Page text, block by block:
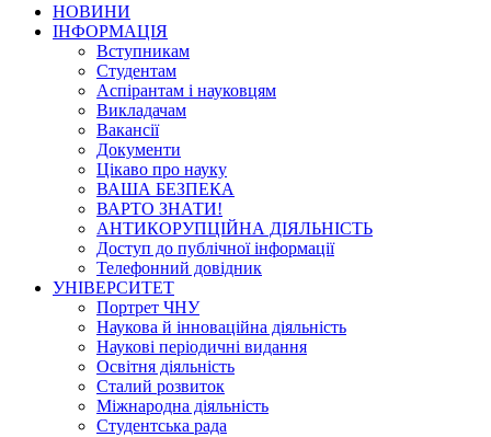
НОВИНИ
ІНФОРМАЦІЯ
Вступникам
Студентам
Аспірантам і науковцям
Викладачам
Вакансії
Документи
Цікаво про науку
ВАША БЕЗПЕКА
ВАРТО ЗНАТИ!
АНТИКОРУПЦІЙНА ДІЯЛЬНІСТЬ
Доступ до публічної інформації
Телефонний довідник
УНІВЕРСИТЕТ
Портрет ЧНУ
Наукова й інноваційна діяльність
Наукові періодичні видання
Освітня діяльність
Сталий розвиток
Міжнародна діяльність
Студентська рада